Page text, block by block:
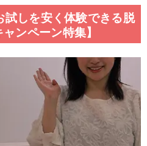
試しを安く体験できる脱
ンペーン特集】